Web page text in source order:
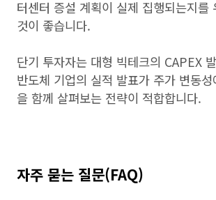
터센터 증설 계획이 실제 집행되는지를
것이 좋습니다.
단기 투자자는 대형 빅테크의 CAPEX
반도체 기업의 실적 발표가 주가 변동
을 함께 살펴보는 전략이 적합합니다.
자주 묻는 질문(FAQ)